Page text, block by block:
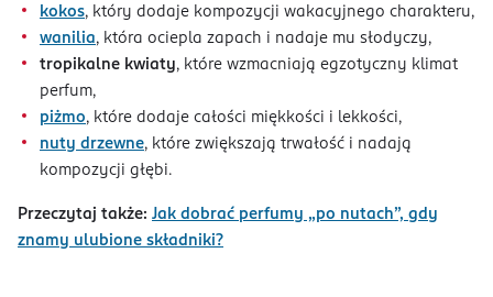
kokos, który dodaje kompozycji wakacyjnego charakteru,
wanilia, która ociepla zapach i nadaje mu słodyczy,
tropikalne kwiaty, które wzmacniają egzotyczny klimat
perfum,
piżmo, które dodaje całości miękkości i lekkości,
nuty drzewne, które zwiększają trwałość i nadają
kompozycji głębi.
Przeczytaj także: Jak dobrać perfumy „po nutach”, gdy
znamy ulubione składniki?